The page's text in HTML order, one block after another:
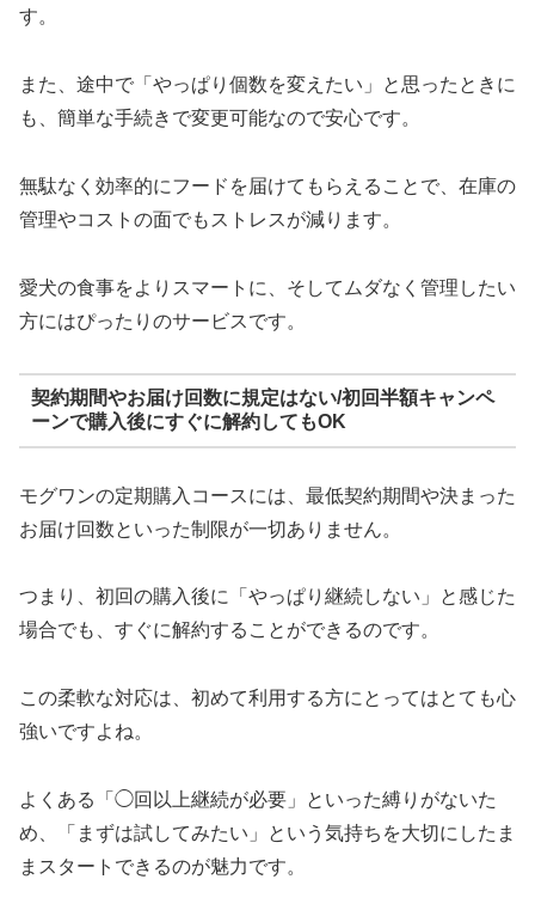
す。
また、途中で「やっぱり個数を変えたい」と思ったときに
も、簡単な手続きで変更可能なので安心です。
無駄なく効率的にフードを届けてもらえることで、在庫の
管理やコストの面でもストレスが減ります。
愛犬の食事をよりスマートに、そしてムダなく管理したい
方にはぴったりのサービスです。
契約期間やお届け回数に規定はない/初回半額キャンペ
ーンで購入後にすぐに解約してもOK
モグワンの定期購入コースには、最低契約期間や決まった
お届け回数といった制限が一切ありません。
つまり、初回の購入後に「やっぱり継続しない」と感じた
場合でも、すぐに解約することができるのです。
この柔軟な対応は、初めて利用する方にとってはとても心
強いですよね。
よくある「◯回以上継続が必要」といった縛りがないた
め、「まずは試してみたい」という気持ちを大切にしたま
まスタートできるのが魅力です。